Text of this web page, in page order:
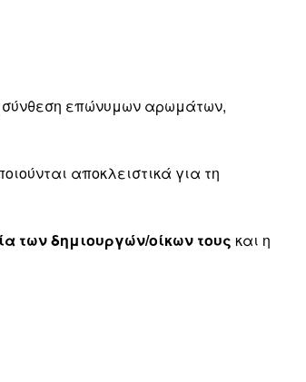
σύνθεση επώνυμων αρωμάτων,
αποκλειστικά για τη
των δημιουργών/οίκων τους και η